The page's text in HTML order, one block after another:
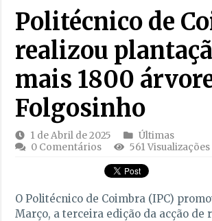
Politécnico de
realizou
mais 1800
Folgosinho
1 de Abril de 2025
Últimas
0 Comentários
561 Visualizações
O Politécnico de Coimbra (IPC)
Março, a terceira edição da acção de